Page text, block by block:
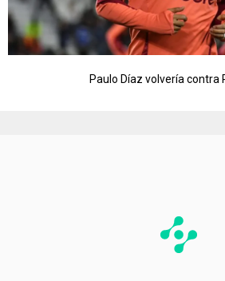
Paulo Díaz volvería contra